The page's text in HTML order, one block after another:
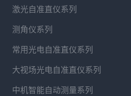
激光自准直仪系列
测角仪系列
常用光电自准直仪系列
大视场光电自准直仪系列
中机智能自动测量系列